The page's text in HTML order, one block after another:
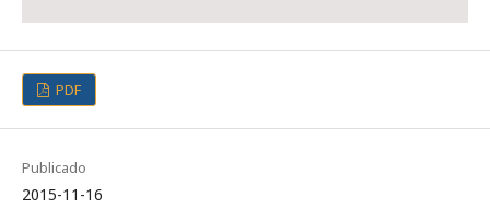
PDF
Publicado
2015-11-16